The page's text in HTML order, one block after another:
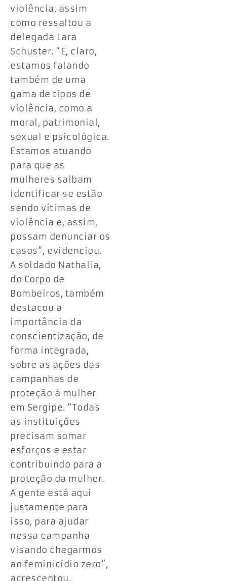
violência, assim
como ressaltou a
delegada Lara
Schuster. “E, claro,
estamos falando
também de uma
gama de tipos de
violência, como a
moral, patrimonial,
sexual e psicológica.
Estamos atuando
para que as
mulheres saibam
identificar se estão
sendo vítimas de
violência e, assim,
possam denunciar os
casos”, evidenciou.
A soldado Nathalia,
do Corpo de
Bombeiros, também
destacou a
importância da
conscientização, de
forma integrada,
sobre as ações das
campanhas de
proteção à mulher
em Sergipe. “Todas
as instituições
precisam somar
esforços e estar
contribuindo para a
proteção da mulher.
A gente está aqui
justamente para
isso, para ajudar
nessa campanha
visando chegarmos
ao feminicídio zero”,
acrescentou.